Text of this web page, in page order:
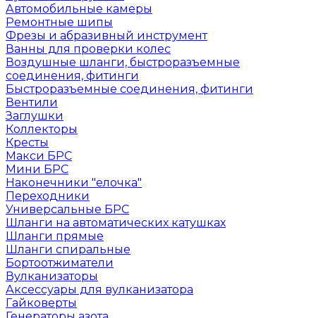
Автомобильные камеры
Ремонтные шипы
Фрезы и абразивный инструмент
Ванны для проверки колес
Воздушные шланги, быстроразъемные
соединения, фитинги
Быстроразъемные соединения, фитинги
Вентили
Заглушки
Коллекторы
Кресты
Макси БРС
Мини БРС
Наконечники "елочка"
Переходники
Универсальные БРС
Шланги на автоматических катушках
Шланги прямые
Шланги спиральные
Бортоотжиматели
Вулканизаторы
Аксессуары для вулканизатора
Гайковерты